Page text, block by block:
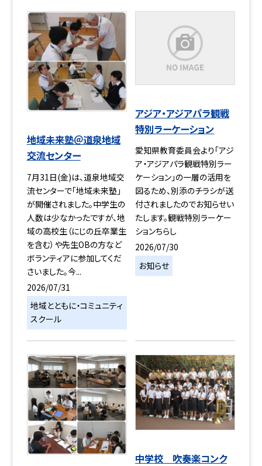
地域未来塾＠道泉地域
交流センター
7月31日(金)は、道泉地域交
流センターで「地域未来塾」
が開催されました。中学生の
人数は少なかったですが、地
域の高校生（にじの丘卒業生
を含む）や先生OBの方など
ボランティアに参加してくだ
さいました。今...
2026/07/31
地域とともに・コミュニティ
スクール
アジア・アジアパラ観戦
特別ラーケーション
愛知県教育委員会より「アジ
ア・アジアパラ観戦特別ラー
ケーション」の一層の活用を
図るため、別添のチラシが送
付されましたのでお知らせい
たします。観戦特別ラーケー
ションちらし
2026/07/30
お知らせ
中学校 吹奏楽コンク